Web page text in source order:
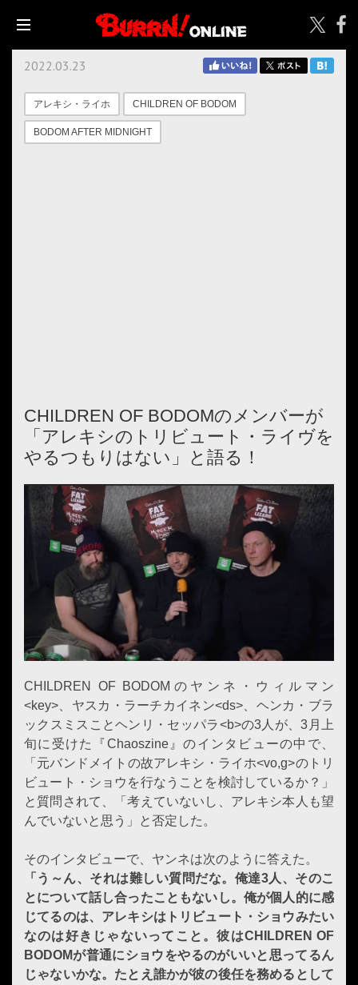
2022.03.23
アレキシ・ライホ CHILDREN OF BODOM
BODOM AFTER MIDNIGHT
CHILDREN OF BODOMのメンバーが
「アレキシのトリビュート・ライヴを
やるつもりはない」と語る！
CHILDREN OF BODOMのヤンネ・ウィルマン
<key>、ヤスカ・ラーチカイネン<ds>、ヘンカ・ブラ
ックスミスことヘンリ・セッパラ<b>の3人が、3月上
旬に受けた『Chaoszine』のインタビューの中で、
「元バンドメイトの故アレキシ・ライホ<vo,g>のトリ
ビュート・ショウを行なうことを検討しているか？」
と質問されて、「考えていないし、アレキシ本人も望
んでいないと思う」と否定した。
そのインタビューで、ヤンネは次のように答えた。
「う～ん、それは難しい質問だな。俺達3人、そのこ
とについて話し合ったこともないし。俺が個人的に感
じてるのは、アレキシはトリビュート・ショウみたい
なのは好きじゃないってこと。彼はCHILDREN OF
BODOMが普通にショウをやるのがいいと思ってるん
じゃないかな。たとえ誰かが彼の後任を務めるとして